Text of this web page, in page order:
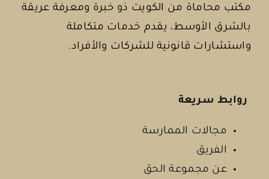
مكتب محاماة من الكويت ذو خبرة ومعرفة عريقة
بالشرق الأوسط، يقدم خدمات متكاملة
واستشارات قانونية للشركات والأفراد.
روابط سريعة
مجالات الممارسة
الفريق
عن مجموعة الحق